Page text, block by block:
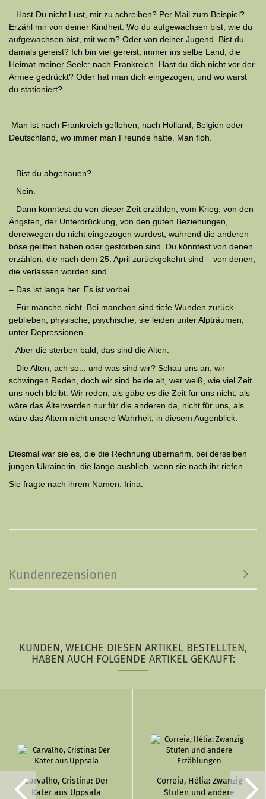
– Hast Du nicht Lust, mir zu schreiben? Per Mail zum Beispiel?
Erzähl mir von deiner Kindheit. Wo du aufgewachsen bist, wie du
auf­ge­wach­sen bist, mit wem? Oder von deiner Jugend. Bist du
damals gereist? Ich bin viel gereist, immer ins selbe Land, die
Heimat meiner Seele: nach Frankreich. Hast du dich nicht vor der
Armee gedrückt? Oder hat man dich eingezogen, und wo warst
du stationiert?
Man ist nach Frankreich geflohen, nach Holland, Belgien oder
Deutschland, wo immer man Freunde hatte. Man floh.
– Bist du abgehauen?
– Nein.
– Dann könntest du von dieser Zeit erzählen, vom Krieg, von den
Ängsten, der Unterdrückung, von den guten Beziehungen,
deretwegen du nicht eingezogen wurdest, während die anderen
böse gelitten haben oder gestorben sind. Du könntest von denen
erzählen, die nach dem 25. April zurückgekehrt sind – von denen,
die verlassen worden sind.
– Das ist lange her. Es ist vorbei.
– Für manche nicht. Bei manchen sind tiefe Wunden zurück­
geblieben, physische, psychische, sie leiden unter Alpträumen,
unter Depressionen.
– Aber die sterben bald, das sind die Alten.
– Die Alten, ach so... und was sind wir? Schau uns an, wir
schwingen Reden, doch wir sind beide alt, wer weiß, wie viel Zeit
uns noch bleibt. Wir reden, als gäbe es die Zeit für uns nicht, als
wäre das Älterwerden nur für die anderen da, nicht für uns, als
wäre das Altern nicht unsere Wahrheit, in diesem Augenblick.
Diesmal war sie es, die die Rechnung übernahm, bei derselben
jun­gen Ukrainerin, die lange ausblieb, wenn sie nach ihr riefen.
Sie fragte nach ihrem Namen: Irina.
Kundenrezensionen
KUNDEN, WELCHE DIESEN ARTIKEL BESTELLTEN,
HABEN AUCH FOLGENDE ARTIKEL GEKAUFT:
Carvalho, Cristina: Der
Kater aus Uppsala
Correia, Hélia: Zwanzig
Stufen und andere